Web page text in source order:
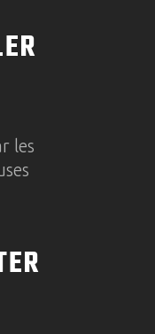
les